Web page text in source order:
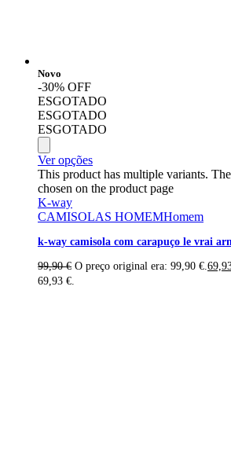
Novo
-30% OFF
ESGOTADO
ESGOTADO
ESGOTADO
Ver opções
This product has multiple variants.
chosen on the product page
K-way
CAMISOLAS HOMEMHomem
k-way camisola com carapuço le vrai
99,90€ O preço original era: 99,90 €.
69,93 €.